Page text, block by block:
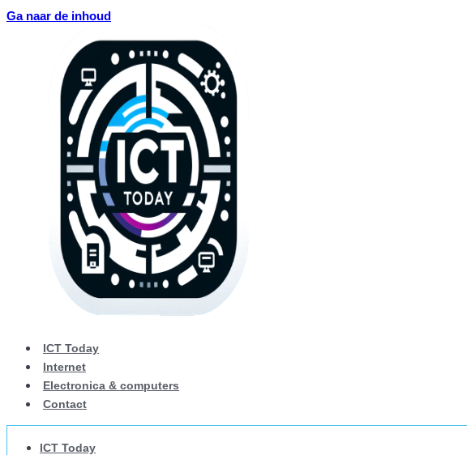
Ga naar de inhoud
ICT Today
Internet
Electronica & computers
Contact
ICT Today